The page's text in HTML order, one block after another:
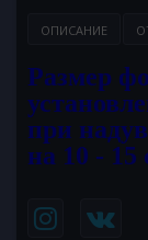
ОПИСАНИЕ
Размер
при
на 10 - 15